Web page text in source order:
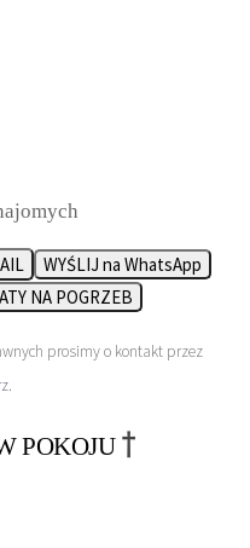
WYŚLIJ na WhatsApp
NA POGRZEB
prosimy o kontakt przez
.
POKOJU †